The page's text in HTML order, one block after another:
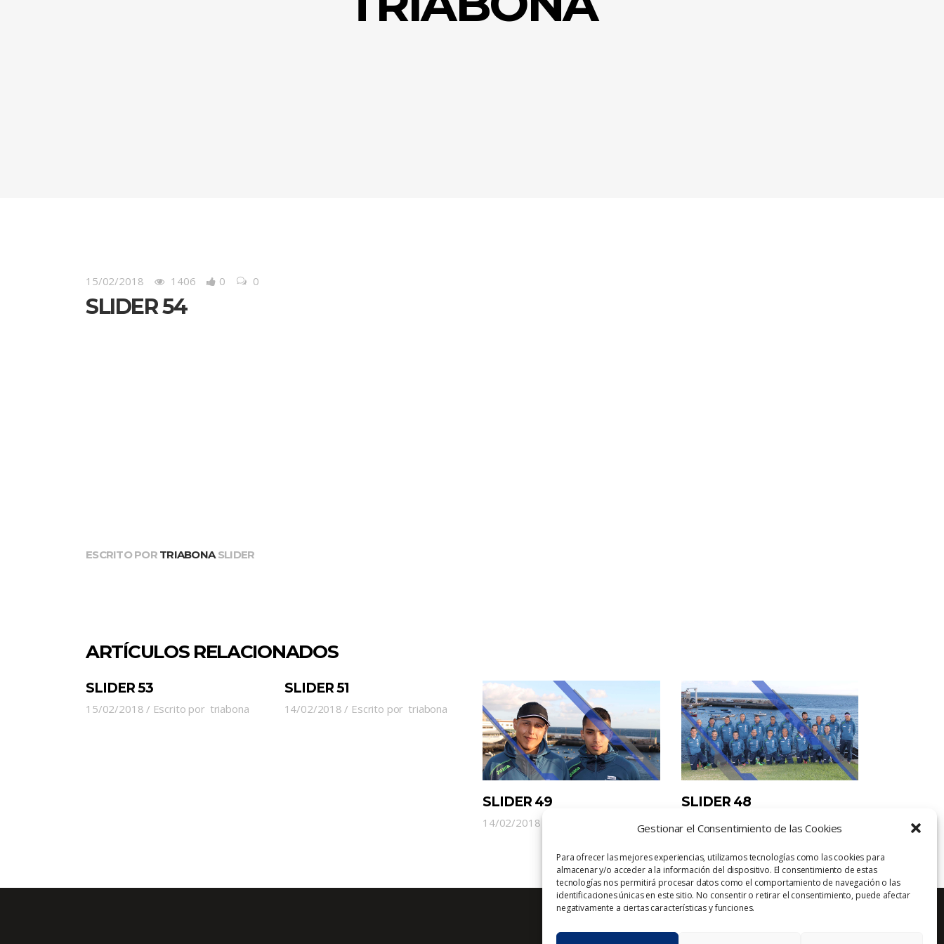
Gestionar el Consentimiento de las Cookies
Para ofrecer las mejores experiencias, utilizamos tecnologías como las cookies para
almacenar y/o acceder a la información del dispositivo. El consentimiento de estas
tecnologías nos permitirá procesar datos como el comportamiento de navegación o las
identificaciones únicas en este sitio. No consentir o retirar el consentimiento, puede afectar
negativamente a ciertas características y funciones.
15/02/2018 1406 0 0
SLIDER 54
ESCRITO POR TRIABONA SLIDER
ARTÍCULOS RELACIONADOS
SLIDER 53
15/02/2018 Escrito por triabona
SLIDER 51
14/02/2018 Escrito por triabona
SLIDER 49
14/02/2018 triabona
SLIDER 48
14/02/2018 Escrito por triabona